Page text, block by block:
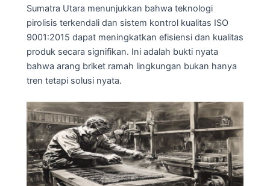
Sumatra Utara menunjukkan bahwa teknologi
pirolisis terkendali dan sistem kontrol kualitas ISO
9001:2015 dapat meningkatkan efisiensi dan kualitas
produk secara signifikan. Ini adalah bukti nyata
bahwa arang briket ramah lingkungan bukan hanya
tren tetapi solusi nyata.